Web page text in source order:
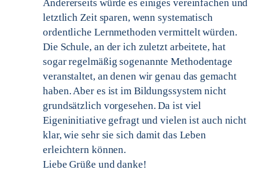
Andererseits würde es einiges vereinfachen und
letztlich Zeit sparen, wenn systematisch
ordentliche Lernmethoden vermittelt würden.
Die Schule, an der ich zuletzt arbeitete, hat
sogar regelmäßig sogenannte Methodentage
veranstaltet, an denen wir genau das gemacht
haben. Aber es ist im Bildungssystem nicht
grundsätzlich vorgesehen. Da ist viel
Eigeninitiative gefragt und vielen ist auch nicht
klar, wie sehr sie sich damit das Leben
erleichtern können.
Liebe Grüße und danke!